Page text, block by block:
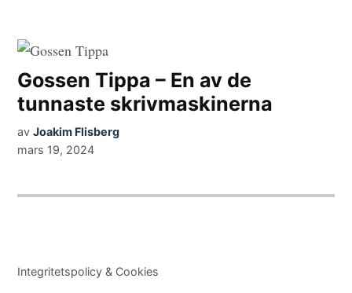
Gossen Tippa – En av de
tunnaste skrivmaskinerna
av Joakim Flisberg
mars 19, 2024
Integritetspolicy & Cookies